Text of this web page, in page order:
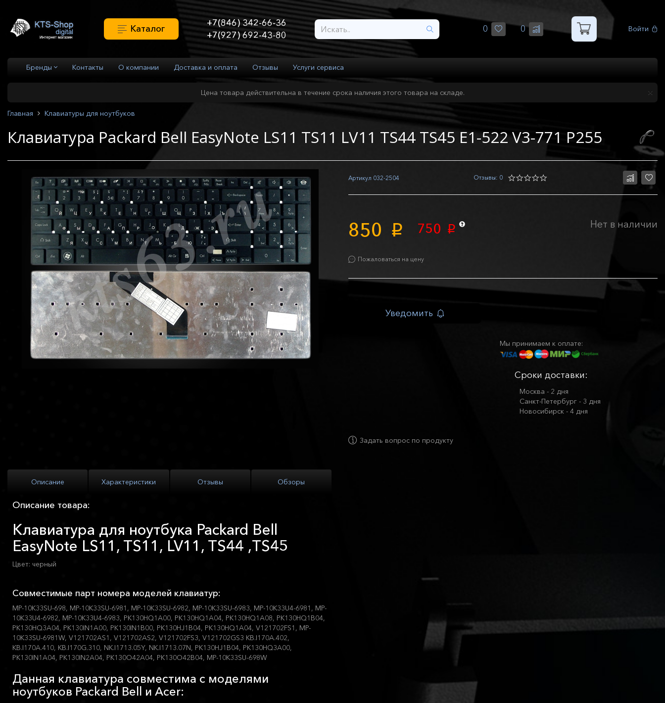
Каталог
+7(846) 342-66-36
+7(927) 692-43-80
0 0 Войти
Бренды Контакты О компании Доставка и оплата Отзывы Услуги сервиса
Цена товара действительна в течение срока наличия этого товара на складе.
Главная Клавиатуры для ноутбуков
Клавиатура Packard Bell EasyNote LS11 TS11 LV11 TS44 TS45 E1-522 V3-771 P255
Артикул 032-2504 Отзывы: 0
850 p 750 p
Пожаловаться на цену
Нет в наличии
Уведомить
Мы принимаем к оплате:
Сроки доставки:
Москва - 2 дня
Санкт-Петербург - 3 дня
Новосибирск - 4 дня
Задать вопрос по продукту
Описание Характеристики Отзывы Обзоры
Описание товара:
Клавиатура для ноутбука Packard Bell
EasyNote LS11, TS11, LV11, TS44 ,TS45
Цвет: черный
Совместимые парт номера моделей клавиатур:
MP-10K33SU-698, MP-10K33SU-6981, MP-10K33SU-6982, MP-10K33SU-6983, MP-10K33U4-6981, MP-
10K33U4-6982, MP-10K33U4-6983, PK130HQ1A00, PK130HQ1A04, PK130HQ1A08, PK130HQ1B04,
PK130HQ3A04, PK130IN1A00, PK130IN1B00, PK130HJ1B04, PK130HQ1A04, V121702FS1, MP-
10K33SU-6981W, V121702AS1, V121702AS2, V121702FS3, V121702GS3 KB.I170A.402,
KB.I170A.410, KB.I170G.310, NK.I1713.05Y, NK.I1713.07N, PK130HJ1B04, PK130HQ3A00,
PK130IN1A04, PK130IN2A04, PK130O42A04, PK130O42B04, MP-10K33SU-698W
Данная клавиатура совместима с моделями
ноутбуков Packard Bell и Acer: